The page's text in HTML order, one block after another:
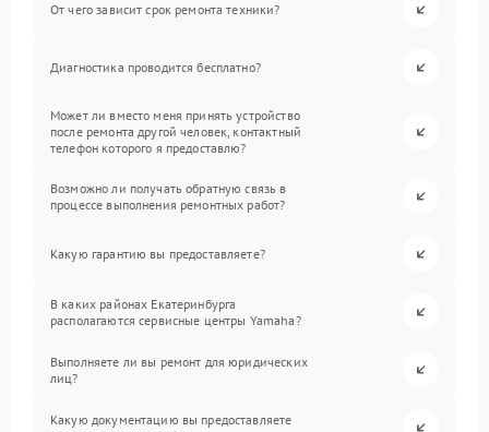
От чего зависит срок ремонта техники?
Диагностика проводится бесплатно?
Может ли вместо меня принять устройство
после ремонта другой человек, контактный
телефон которого я предоставлю?
Возможно ли получать обратную связь в
процессе выполнения ремонтных работ?
Какую гарантию вы предоставляете?
В каких районах Екатеринбурга
располагаются сервисные центры Yamaha?
Выполняете ли вы ремонт для юридических
лиц?
Какую документацию вы предоставляете